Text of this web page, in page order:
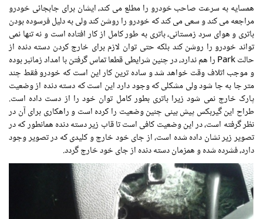
همسایه به سرعت صاحب خودرو را مطلع می کند، ایشان برای جابجائی خودرو
مراجعه می کند و سعی می کند که خودرو را روشن کند ولی به دلیل فرسوده بودن
باتری و هوای سرد زمستانی، باتری به طور کامل از کار افتاده است و نه تنها نمی
تواند خودرو را روشن کند بلکه حتی توان لازم برای خارج کردن دسته دنده از
حالت Park را هم ندارد، در چنین شرایطی قطعا تماس گرفتن با امداد زمانبر بوده
و موجب اتلاف وقت خواهد شد و ساده ترین کار این است که خودرو فقط چند
متر جا به جا شود ولی مشکلی که وجود دارد این است که دسته دنده از وضعیت
پارک خارج نمی شود زیرا باتری بطور کامل توان خود را از دست داده است.
طراح این گیربکس پیش بینی چنین وضعیت را کرده است و راهکاری برای آن در
نظر گرفته است، در این وضعیت کافی است تا قاب زیر دسته دنده همانطور که در
تصویر زیر نشان داده شده است، از جای خود خارج و کلیدی که در تصویر وجود
دارد، فشرده شده و همزمان دسته دنده از جای خود خارج گردد.